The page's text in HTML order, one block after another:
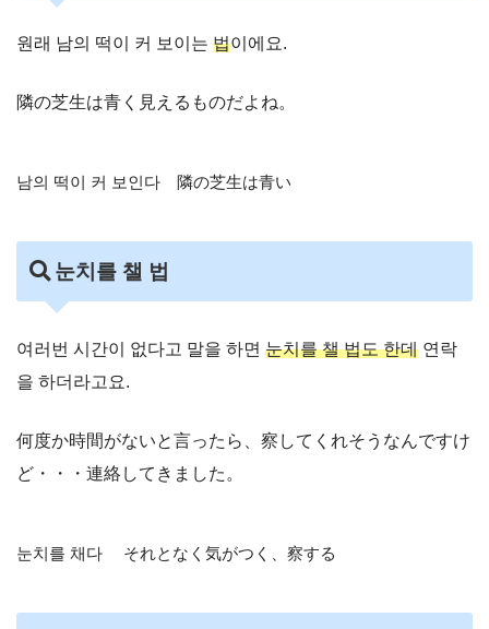
원래 남의 떡이 커 보이는 법이에요.
隣の芝生は青く見えるものだよね。
남의 떡이 커 보인다 隣の芝生は青い
눈치를 챌 법
여러번 시간이 없다고 말을 하면 눈치를 챌 법도 한데 연락
을 하더라고요.
何度か時間がないと言ったら、察してくれそうなんですけ
ど・・・連絡してきました。
눈치를 채다 それとなく気がつく、察する